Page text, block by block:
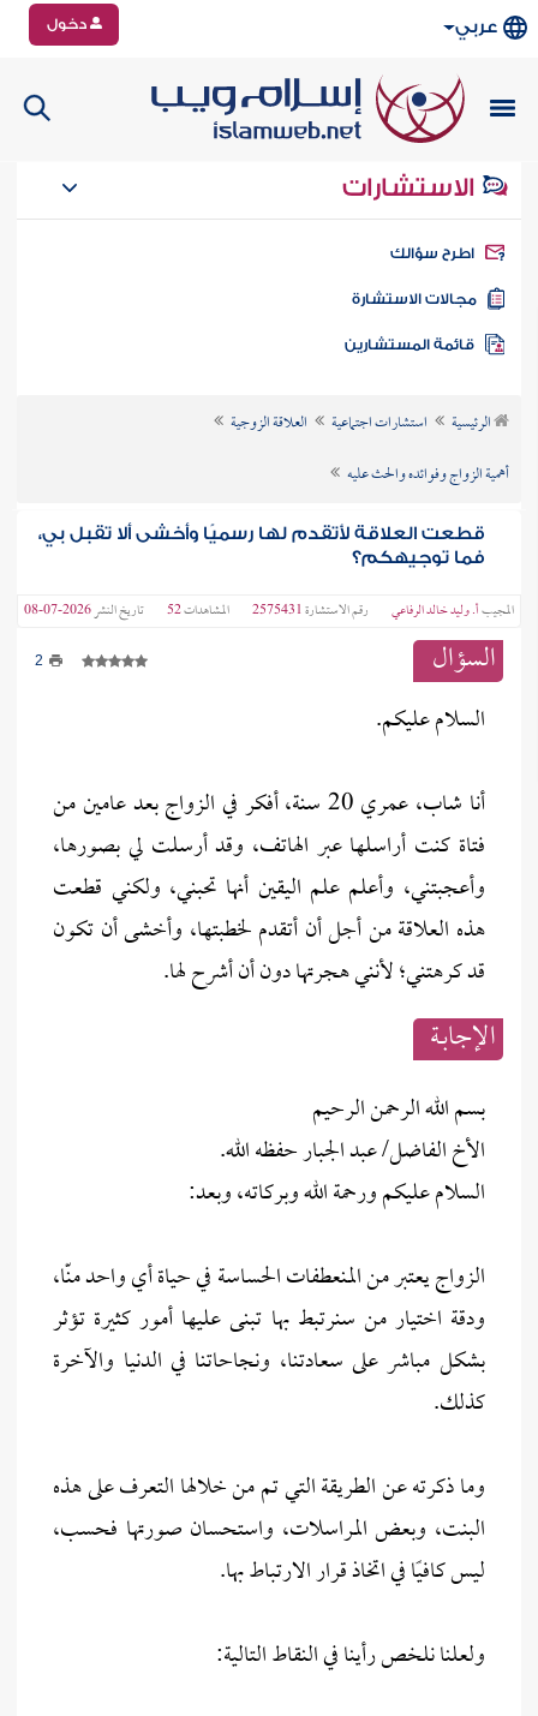
عربي دخول
الاستشارات
سؤالك
الاستشارة
الرئيسية استشارات اجتماعية
العلاقة الزوجية
أهمية الزواج وفوائده والحث عليه
قطعت العلاقة لأتقدم لها رسميًا وأخشى ألا تقبل بي،
فما توجيهكم؟
المجيبأ‌. وليد خالد الرفاعي رقم الاستشارة2575431 المشاهدات52 تاريخ النشر2026-07-08
السؤال 2
السلام عليكم.
أنا شاب، عمري 20 سنة، أفكر في الزواج بعد عامين من
فتاة كنت أراسلها عبر الهاتف، وقد أرسلت لي بصورها،
وأعجبتني، وأعلم علم اليقين أنها تحبني، ولكني قطعت
هذه العلاقة من أجل أن أتقدم لخطبتها، وأخشى أن تكون
قد كرهتني؛ لأنني هجرتها دون أن أشرح لها.
الإجابــة
بسم الله الرحمن الرحيم
الأخ الفاضل/ عبد الجبار حفظه الله.
السلام عليكم ورحمة الله وبركاته، وبعد:
الزواج يعتبر من المنعطفات الحساسة في حياة أي واحد منّا،
ودقة اختيار من سنرتبط بها تبنى عليها أمور كثيرة تؤثر
بشكل مباشر على سعادتنا، ونجاحاتنا في الدنيا والآخرة
كذلك.
وما ذكرته عن الطريقة التي تم من خلالها التعرف على هذه
البنت، وبعض المراسلات، واستحسان صورتها فحسب،
ليس كافيًا في اتخاذ قرار الارتباط بها.
ولعلنا نلخص رأينا في النقاط التالية: